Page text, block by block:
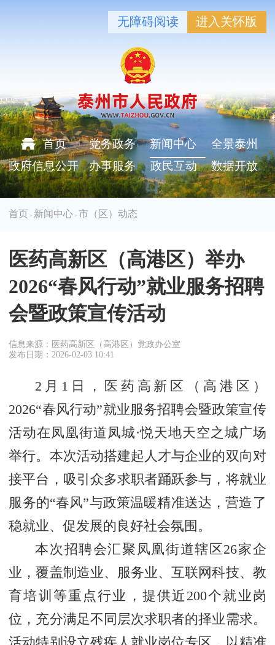
无障碍阅读 进入关怀版
首页 党务政务 新闻中心
全景泰州
政府信息公开
办事服务 政民互动 数据开放
首页 > 新闻中心 > 市（区）动态
医药高新区（高港区）举办
2026“春风行动”就业服务招聘
会暨政策宣传活动
信息来源：医药高新区（高港区）党政办公室
发布日期：2026-02-03 10:41
2月1日，医药高新区（高港区）
2026“春风行动”就业服务招聘会暨政策宣传
活动在凤凰街道凤城·悦天地天空之城广场
举行。本次活动搭建起人才与企业的双向对
接平台，吸引众多求职者踊跃参与，将就业
服务的“春风”与政策温暖精准送达，营造了
稳就业、促发展的良好社会氛围。
本次招聘会汇聚凤凰街道辖区26家企
业，覆盖制造业、服务业、互联网科技、教
育培训等重点行业，提供近200个就业岗
位，充分满足不同层次求职者的择业需求。